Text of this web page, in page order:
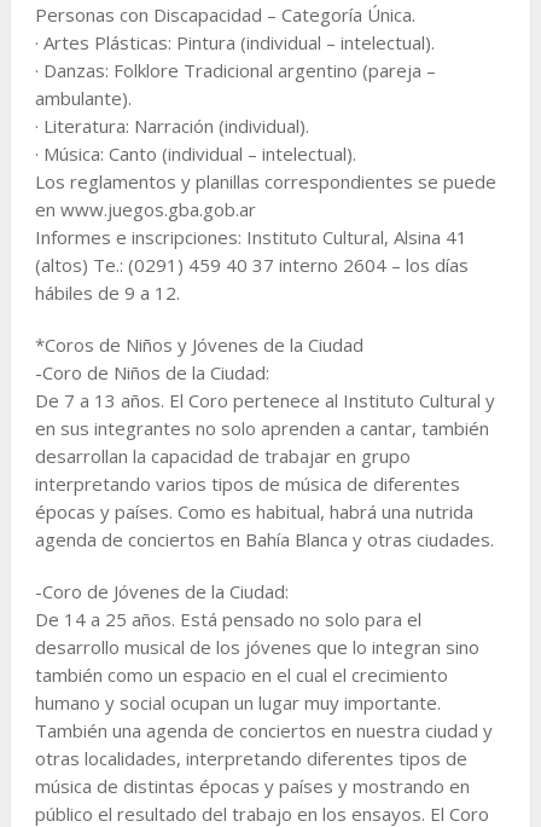
Personas con Discapacidad – Categoría Única.
· Artes Plásticas: Pintura (individual – intelectual).
· Danzas: Folklore Tradicional argentino (pareja –
ambulante).
· Literatura: Narración (individual).
· Música: Canto (individual – intelectual).
Los reglamentos y planillas correspondientes se puede
en www.juegos.gba.gob.ar
Informes e inscripciones: Instituto Cultural, Alsina 41
(altos) Te.: (0291) 459 40 37 interno 2604 – los días
hábiles de 9 a 12.
*Coros de Niños y Jóvenes de la Ciudad
-Coro de Niños de la Ciudad:
De 7 a 13 años. El Coro pertenece al Instituto Cultural y
en sus integrantes no solo aprenden a cantar, también
desarrollan la capacidad de trabajar en grupo
interpretando varios tipos de música de diferentes
épocas y países. Como es habitual, habrá una nutrida
agenda de conciertos en Bahía Blanca y otras ciudades.
-Coro de Jóvenes de la Ciudad:
De 14 a 25 años. Está pensado no solo para el
desarrollo musical de los jóvenes que lo integran sino
también como un espacio en el cual el crecimiento
humano y social ocupan un lugar muy importante.
También una agenda de conciertos en nuestra ciudad y
otras localidades, interpretando diferentes tipos de
música de distintas épocas y países y mostrando en
público el resultado del trabajo en los ensayos. El Coro